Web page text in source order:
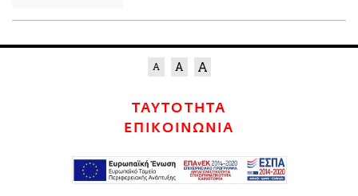
ΤΑΥΤΟΤΗΤΑ
ΕΠΙΚΟΙΝΩΝΙΑ